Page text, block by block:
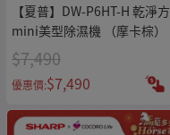
【夏普】DW-P6HT-H 乾淨方
mini美型除濕機 （摩卡棕）
$7,490
優惠價:$7,490